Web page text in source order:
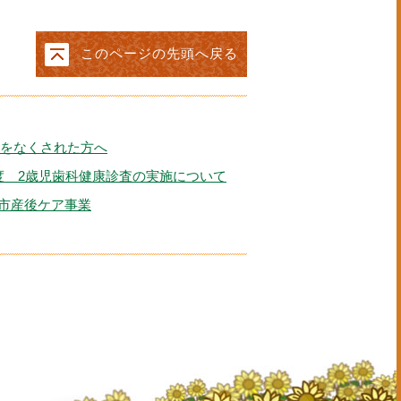
このページの先頭へ戻る
なくされた方へ
2歳児歯科健康診査の実施について
産後ケア事業